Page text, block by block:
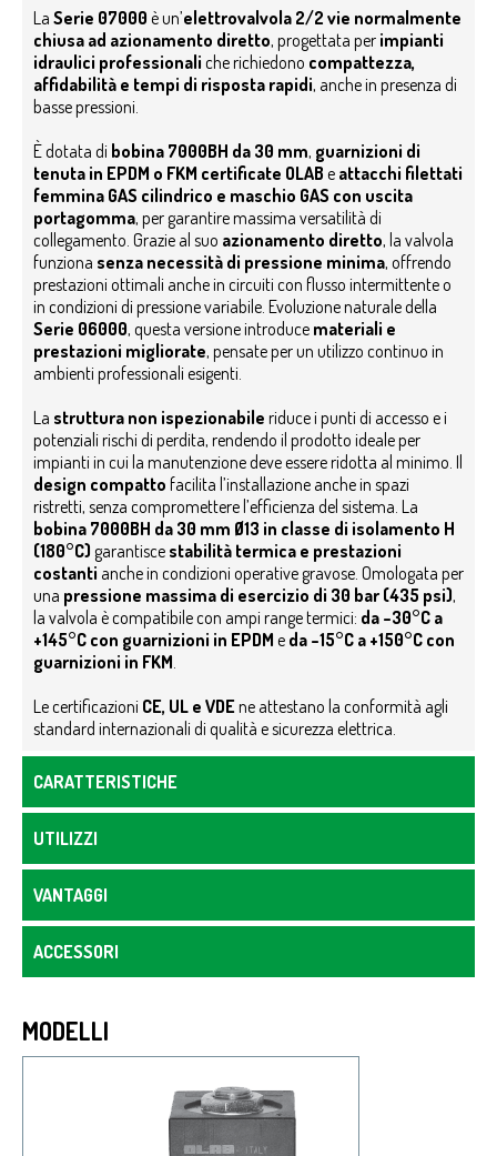
La Serie 07000 è un’elettrovalvola 2/2 vie normalmente
chiusa ad azionamento diretto, progettata per impianti
idraulici professionali che richiedono compattezza,
affidabilità e tempi di risposta rapidi, anche in presenza di
basse pressioni.
È dotata di bobina 7000BH da 30 mm, guarnizioni di
tenuta in EPDM o FKM certificate OLAB e attacchi filettati
femmina GAS cilindrico e maschio GAS con uscita
portagomma, per garantire massima versatilità di
collegamento. Grazie al suo azionamento diretto, la valvola
funziona senza necessità di pressione minima, offrendo
prestazioni ottimali anche in circuiti con flusso intermittente o
in condizioni di pressione variabile. Evoluzione naturale della
Serie 06000, questa versione introduce materiali e
prestazioni migliorate, pensate per un utilizzo continuo in
ambienti professionali esigenti.
La struttura non ispezionabile riduce i punti di accesso e i
potenziali rischi di perdita, rendendo il prodotto ideale per
impianti in cui la manutenzione deve essere ridotta al minimo. Il
design compatto facilita l’installazione anche in spazi
ristretti, senza compromettere l’efficienza del sistema. La
bobina 7000BH da 30 mm Ø13 in classe di isolamento H
(180°C) garantisce stabilità termica e prestazioni
costanti anche in condizioni operative gravose. Omologata per
una pressione massima di esercizio di 30 bar (435 psi),
la valvola è compatibile con ampi range termici: da –30°C a
+145°C con guarnizioni in EPDM e da –15°C a +150°C con
guarnizioni in FKM
Le certificazioni CE, UL e VDEne attestano la conformità agli
standard internazionali di qualità e sicurezza elettrica.
CARATTERISTICHE
UTILIZZI
VANTAGGI
ACCESSORI
MODELLI